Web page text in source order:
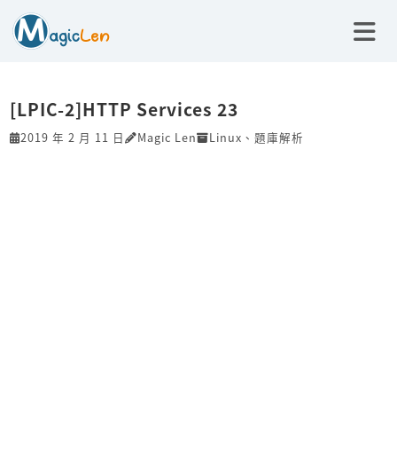
[LPIC-2]HTTP Services 23
2019 年 2 月 11 日 Magic Len Linux 、 題庫解析